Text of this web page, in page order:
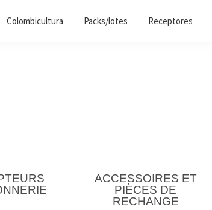
Colombicultura Packs/lotes Receptores
ACCESSOIRES ET
PIÈCES DE
RECHANGE